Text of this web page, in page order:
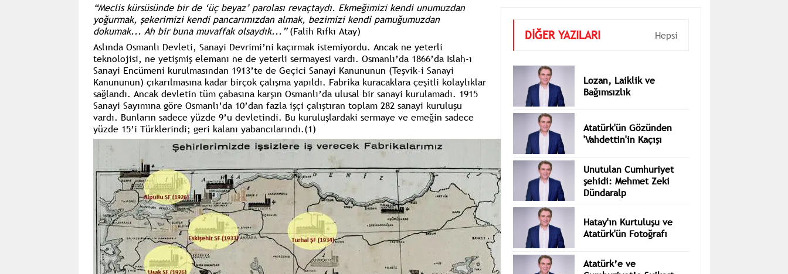
“Meclis kürsüsünde bir de ‘üç beyaz’ parolası revaçtaydı. Ekmeğimizi kendi unumuzdan
yoğurmak, şekerimizi kendi pancarımızdan almak, bezimizi kendi pamuğumuzdan
dokumak... Ah bir buna muvaffak olsaydık...”(Falih Rıfkı Atay)
Aslında Osmanlı Devleti, Sanayi Devrimi’ni kaçırmak istemiyordu. Ancak ne yeterli
teknolojisi, ne yetişmiş elemanı ne de yeterli sermayesi vardı. Osmanlı’da 1866’da Islah-ı
Sanayi Encümeni kurulmasından 1913’te de Geçici Sanayi Kanununun (Teşvik-i Sanayi
Kanununun) çıkarılmasına kadar birçok çalışma yapıldı. Fabrika kuracaklara çeşitli kolaylıklar
sağlandı. Ancak devletin tüm çabasına karşın Osmanlı’da ulusal bir sanayi kurulamadı. 1915
Sanayi Sayımına göre Osmanlı’da 10’dan fazla işçi çalıştıran toplam 282 sanayi kuruluşu
vardı. Bunların sadece yüzde 9’u devletindi. Bu kuruluşlardaki sermaye ve emeğin sadece
yüzde 15’i Türklerindi; geri kalanı yabancılarındı.(1)
Lozan, Laiklik ve
Atatürk'ün Gözünden
Unutulan Cumhuriyet
şehidi: Mehmet Zeki
Hatay'ın Kurtuluşu ve